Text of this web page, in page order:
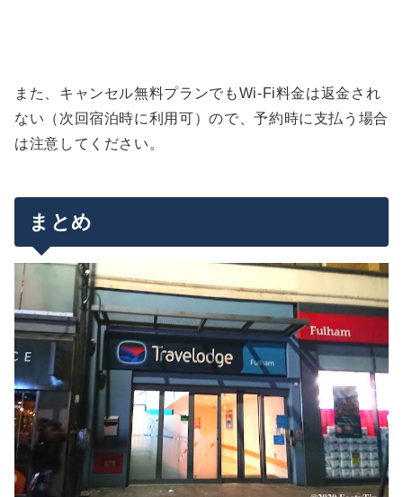
また、キャンセル無料プランでもWi-Fi料金は返金され
ない（次回宿泊時に利用可）ので、予約時に支払う場合
は注意してください。
まとめ